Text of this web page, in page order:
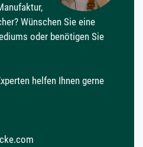
Wünschen Sie eine
oder benötigen Sie
helfen Ihnen gerne